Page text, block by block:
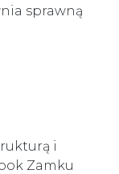
sprawną
i
Zamku